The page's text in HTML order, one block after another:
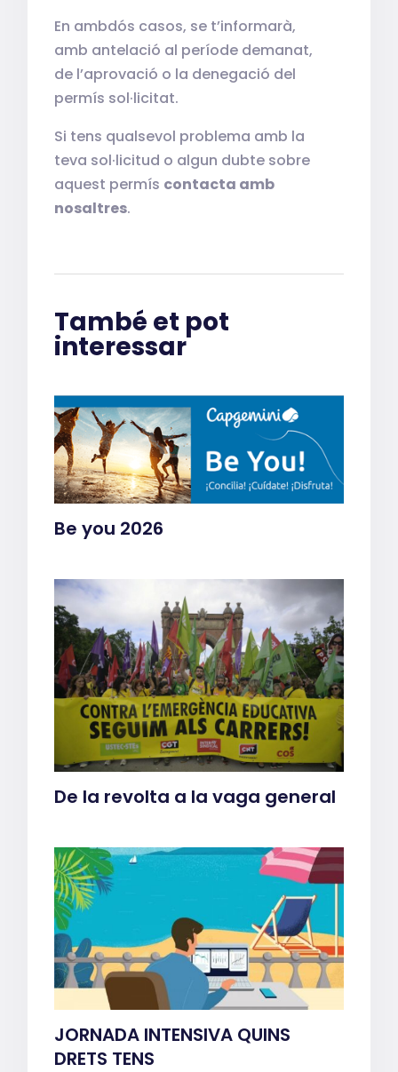
En ambdós casos, se t’informarà,
amb antelació al període demanat,
de l’aprovació o la denegació del
permís sol·licitat.
Si tens qualsevol problema amb la
teva sol·licitud o algun dubte sobre
aquest permís contacta amb
nosaltres.
També et pot
interessar
Be you 2026
De la revolta a la vaga general
JORNADA INTENSIVA QUINS
DRETS TENS